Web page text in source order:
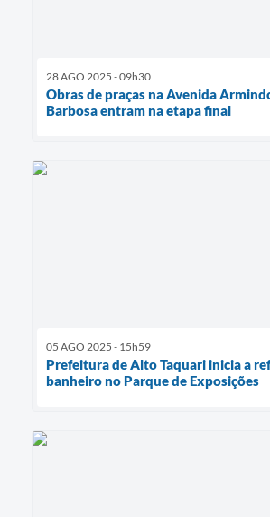
28 AGO 2025 - 09h30
Obras de praças na Avenida
Barbosa entram na etapa final
05 AGO 2025 - 15h59
Prefeitura de Alto Taquari inicia a
banheiro no Parque de Exposições